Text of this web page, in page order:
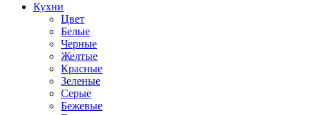
Кухни
Цвет
Белые
Черные
Желтые
Красные
Зеленые
Серые
Бежевые